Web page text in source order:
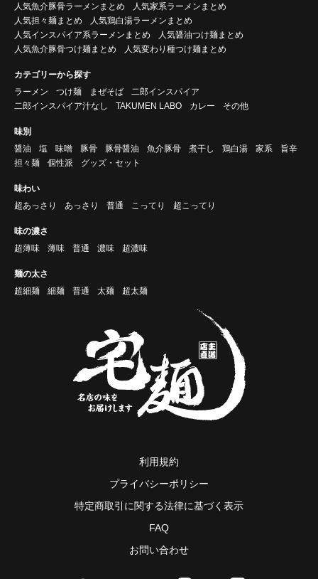
人気魚介豚骨ラーメンまとめ
人気家系ラーメンまとめ
人気担々麺まとめ
人気鶏白湯ラーメンまとめ
人気インスパイア系ラーメンまとめ
人気醤油つけ麺まとめ
人気魚介豚骨つけ麺まとめ
人気変わり種つけ麺まとめ
カテゴリーから探す
ラーメン
つけ麺 まぜそば
二郎インスパイア
二郎インスパイア汁なし
TAKUMEN LABO カレー その他
味別
醤油
塩 味噌 豚骨 豚骨醤油 魚介豚骨 煮干し 鶏白湯 家系
旨辛
担々麺
個性派 グッズ・セット
味わい
超あっさり
あっさり 普通 こってり 超こってり
味の濃さ
超薄味
薄味 普通 濃味 超濃味
麺の太さ
超細麺
細麺 普通 太麺 超太麺
利用規約
プライバシーポリシー
特定商取引に関する法律に基づく表示
FAQ
お問い合わせ